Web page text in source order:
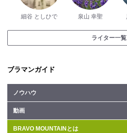
細谷 としひで 泉山 幸聖
ライター一覧
ブラマンガイド
ノウハウ
動画
BRAVO MOUNTAINとは